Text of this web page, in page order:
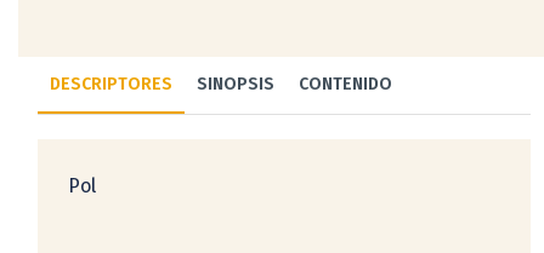
DESCRIPTORES SINOPSIS CONTENIDO
Pol